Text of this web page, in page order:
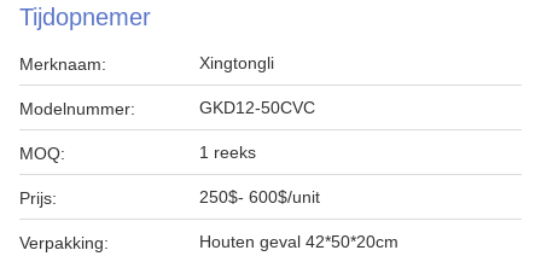
Tijdopnemer
Merknaam: Xingtongli
Modelnummer: GKD12-50CVC
MOQ: 1 reeks
Prijs: 250$- 600$/unit
Verpakking: Houten geval 42*50*20cm